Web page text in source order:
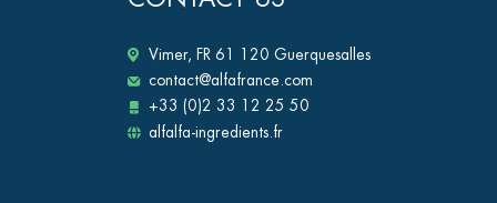
Vimer, FR 61 120 Guerquesalles
contact@alfafrance.com
+33 (0)2 33 12 25 50
alfalfa-ingredients.fr